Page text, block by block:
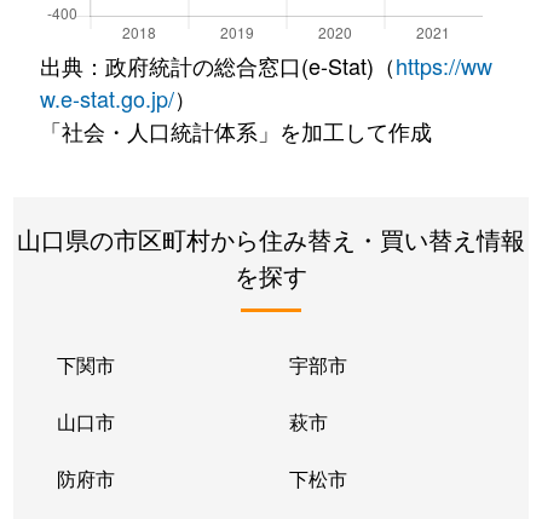
出典：政府統計の総合窓口(e-Stat)（https://ww
w.e-stat.go.jp/）
「社会・人口統計体系」を加工して作成
山口県の市区町村から住み替え・買い替え情報
を探す
下関市 宇部市
山口市 萩市
防府市 下松市